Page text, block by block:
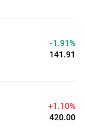
-1.91%
141.91
+1.10%
420.00